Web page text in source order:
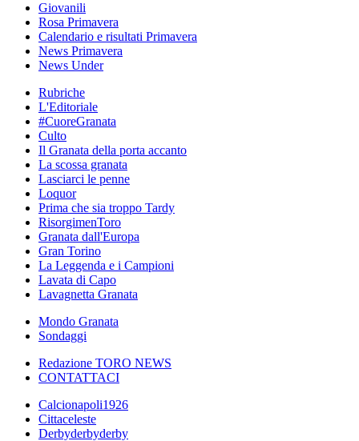
Giovanili
Rosa Primavera
Calendario e risultati Primavera
News Primavera
News Under
Rubriche
L'Editoriale
#CuoreGranata
Culto
Il Granata della porta accanto
La scossa granata
Lasciarci le penne
Loquor
Prima che sia troppo Tardy
RisorgimenToro
Granata dall'Europa
Gran Torino
La Leggenda e i Campioni
Lavata di Capo
Lavagnetta Granata
Mondo Granata
Sondaggi
Redazione TORO NEWS
CONTATTACI
Calcionapoli1926
Cittaceleste
Derbyderbyderby